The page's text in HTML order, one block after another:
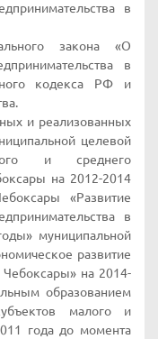
в
закона «О
в
кодекса РФ и
и реализованных
целевой
и среднего
на 2012-2014
«Развитие
в
муниципальной
развитие
Чебоксары» на 2014-
образованием
малого и
года до момента